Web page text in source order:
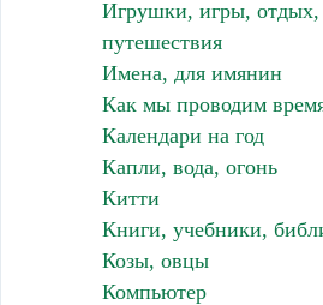
Игрушки, игры, отдых,
путешествия
Имена, для имянин
Как мы проводим
Календари на год
Капли, вода, огонь
Китти
Книги, учебники,
Козы, овцы
Компьютер